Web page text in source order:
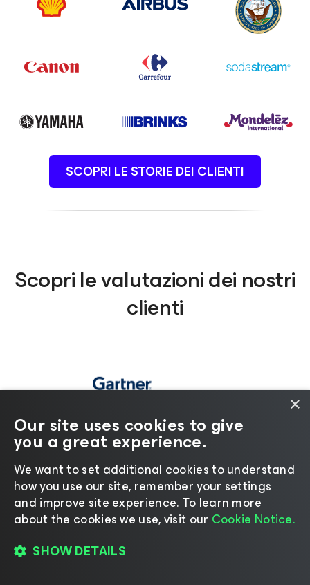
SCOPRI LE STORIE DEI CLIENTI
Scopri le valutazioni dei nostri
clienti
LEGGI LE RECENSIONI
×
Our site uses cookies to give
you a great experience.
We want to set additional cookies to understand
how you use our site, remember your settings
and improve site experience. ​To learn more
about the cookies we use, visit our Cookie Notice.
SHOW DETAILS